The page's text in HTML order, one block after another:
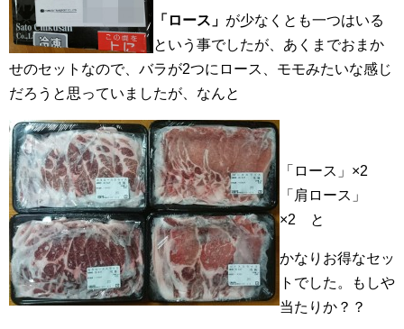
「ロース」 が少なくとも一つはいる
という事でしたが、あくまでおまか
せのセットなので、バラが2つにロース、モモみたいな感じ
だろうと思っていましたが、なんと
「ロース」×2
「肩ロース」
×2 と
かなりお得なセッ
トでした。もしや
当たりか？？